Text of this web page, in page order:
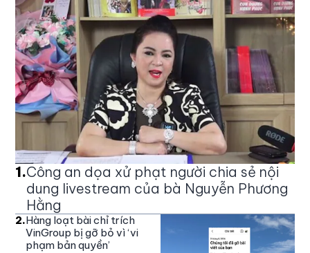
1.Công an dọa xử phạt người chia sẻ nội
dung livestream của bà Nguyễn Phương
Hằng
2.Hàng loạt bài chỉ trích
VinGroup bị gỡ bỏ vì ‘vi
phạm bản quyền’